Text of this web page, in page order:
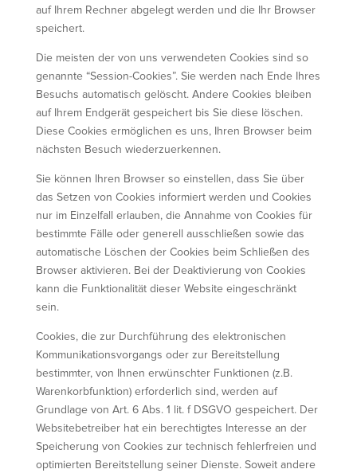
auf Ihrem Rechner abgelegt werden und die Ihr Browser
speichert.
Die meisten der von uns verwendeten Cookies sind so
genannte “Session-Cookies”. Sie werden nach Ende Ihres
Besuchs automatisch gelöscht. Andere Cookies bleiben
auf Ihrem Endgerät gespeichert bis Sie diese löschen.
Diese Cookies ermöglichen es uns, Ihren Browser beim
nächsten Besuch wiederzuerkennen.
Sie können Ihren Browser so einstellen, dass Sie über
das Setzen von Cookies informiert werden und Cookies
nur im Einzelfall erlauben, die Annahme von Cookies für
bestimmte Fälle oder generell ausschließen sowie das
automatische Löschen der Cookies beim Schließen des
Browser aktivieren. Bei der Deaktivierung von Cookies
kann die Funktionalität dieser Website eingeschränkt
sein.
Cookies, die zur Durchführung des elektronischen
Kommunikationsvorgangs oder zur Bereitstellung
bestimmter, von Ihnen erwünschter Funktionen (z.B.
Warenkorbfunktion) erforderlich sind, werden auf
Grundlage von Art. 6 Abs. 1 lit. f DSGVO gespeichert. Der
Websitebetreiber hat ein berechtigtes Interesse an der
Speicherung von Cookies zur technisch fehlerfreien und
optimierten Bereitstellung seiner Dienste. Soweit andere